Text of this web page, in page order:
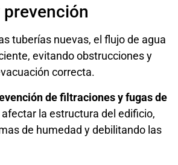
tuberías nuevas, el flujo de agua
evitando obstrucciones y
correcta.
de filtraciones y fugas de
afectar la estructura del edificio,
de humedad y debilitando las